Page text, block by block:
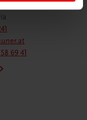
Linz
69 41